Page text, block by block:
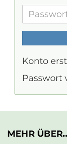
Adresse
Konto
Passwort
MEHR